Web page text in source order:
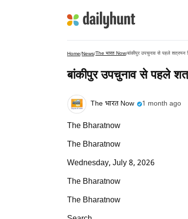
Home/News/The भारत Now/बांकीपुर उपचुनाव से पहले शत्रुघ्न
बांकीपुर उपचुनाव से पहले
The भारत Now 1 month ago
The Bharatnow
The Bharatnow
Wednesday, July 8, 2026
The Bharatnow
The Bharatnow